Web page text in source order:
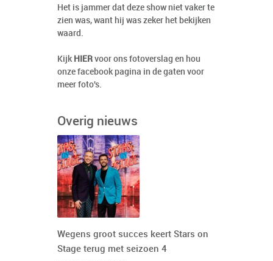
Het is jammer dat deze show niet vaker te
zien was, want hij was zeker het bekijken
waard.
Kijk HIER voor ons fotoverslag en hou
onze facebook pagina in de gaten voor
meer foto's.
Overig nieuws
Wegens groot succes keert Stars on
Stage terug met seizoen 4